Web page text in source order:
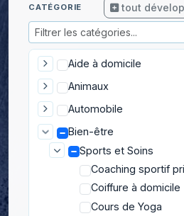
CATÉGORIE tout
Aide à domicile
Animaux
Automobile
Bien-être
Sports et Soins
Coaching sportif
Coiffure à domicile
Cours de Yoga